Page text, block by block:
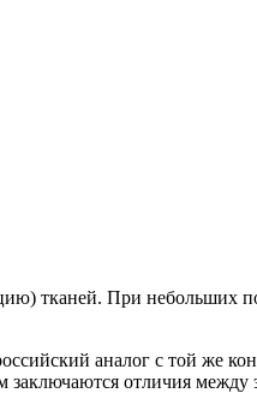
тканей. При небольших
аналог с той же
отличия